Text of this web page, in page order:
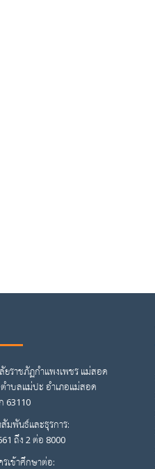
ยราชภัฏกำแพงเพชร แม่สอด
ำบลแม่ปะ อำเภอแม่สอด
63110
มพันธ์และธุรการ:
ถึง 2 ต่อ 8000
เข้าศึกษาต่อ: